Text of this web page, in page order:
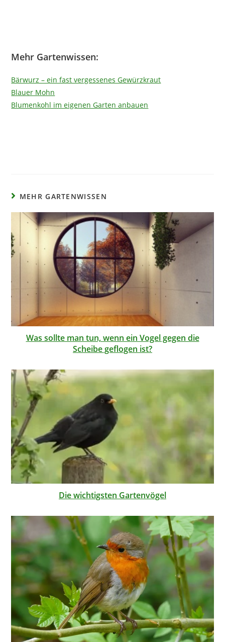
Mehr Gartenwissen:
Bärwurz – ein fast vergessenes Gewürzkraut
Blauer Mohn
Blumenkohl im eigenen Garten anbauen
MEHR GARTENWISSEN
Was sollte man tun, wenn ein Vogel gegen die
Scheibe geflogen ist?
Die wichtigsten Gartenvögel